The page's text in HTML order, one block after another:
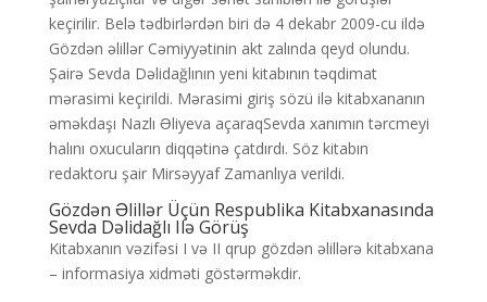
keçirilir. Belə tədbirlərdən biri də 4 dekabr 2009-cu ildə
Gözdən əlillər Cəmiyyətinin akt zalında qeyd olundu.
Şairə Sevda Dəlidağlının yeni kitabının təqdimat
mərasimi keçirildi. Mərasimi giriş sözü ilə kitabxananın
əməkdaşı Nazlı Əliyeva açaraqSevda xanımın tərcmeyi
halını oxucuların diqqətinə çatdırdı. Söz kitabın
redaktoru şair Mirsəyyaf Zamanlıya verildi.
Gözdən Əlillər Üçün Respublika Kitabxanasında
Sevda Dəlidağlı Ilə Görüş
Kitabxanın vəzifəsi I və II qrup gözdən əlillərə kitabxana
– informasiya xidməti göstərməkdir.